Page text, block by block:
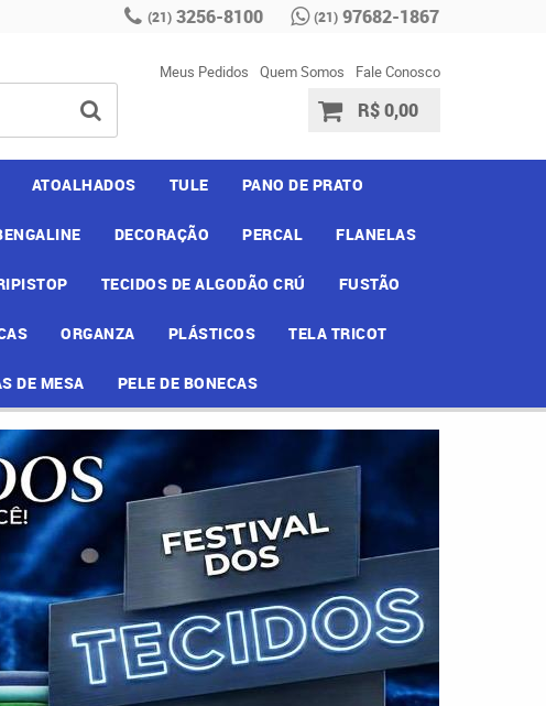
(21) 3256-8100 (21) 97682-1867
Meus Pedidos Quem Somos Fale Conosco
R$ 0,00
ATOALHADOS TULE PANO DE PRATO
DECORAÇÃO PERCAL FLANELAS
TECIDOS DE ALGODÃO CRÚ FUSTÃO
ORGANZA PLÁSTICOS TELA TRICOT
DE MESA PELE DE BONECAS